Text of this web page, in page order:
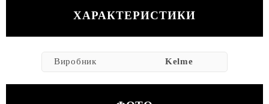
ХАРАКТЕРИСТИКИ
Виробник Kelme